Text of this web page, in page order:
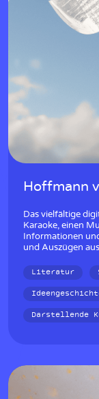
Hoffmann
Das vielfältige
Karaoke, einen
Informationen
und Auszügen
Literatur
Darstellende